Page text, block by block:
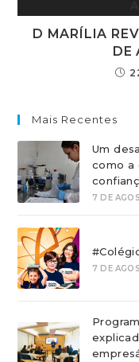
D MARÍLIA
DE
Mais Recentes
Um
como a
7 DE
7 DE